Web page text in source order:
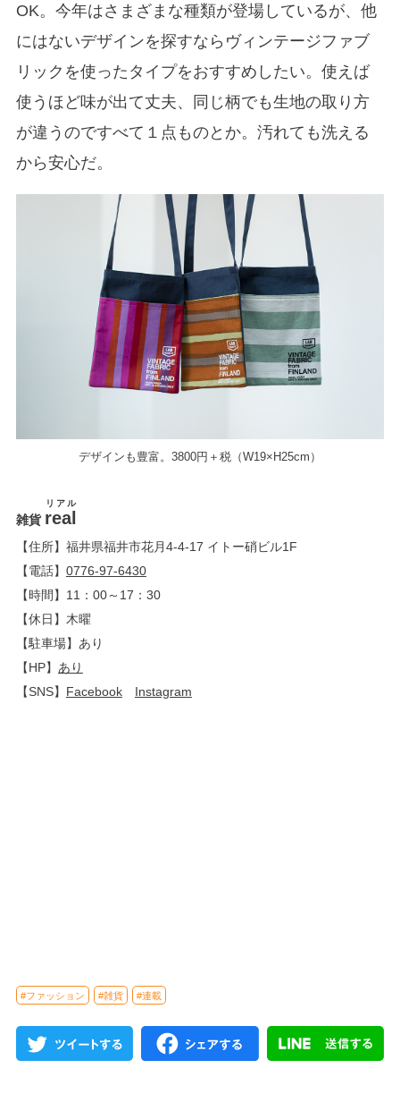
OK。今年はさまざまな種類が登場しているが、他
にはないデザインを探すならヴィンテージファブ
リックを使ったタイプをおすすめしたい。使えば
使うほど味が出て丈夫、同じ柄でも生地の取り方
が違うのですべて１点ものとか。汚れても洗える
から安心だ。
デザインも豊富。3800円＋税（W19×H25cm）
雑貨 real
リアル
【住所】福井県福井市花月4-4-17 イトー硝ビル1F
【電話】 0776-97-6430
【時間】11：00～17：30
【休日】木曜
【駐車場】あり
【HP】 あり
【SNS】 Facebook Instagram
#ファッション #雑貨 #連載